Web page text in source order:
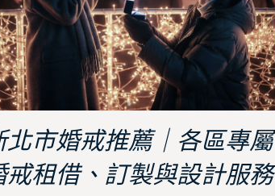
北市婚戒推薦｜各區專屬
戒租借、訂製與設計服務